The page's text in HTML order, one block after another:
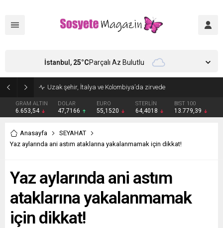
GRAM ALTIN
6.653,54
DOLAR
47,7166
EURO
55,1520
STERLİN
64,4018
BIST 100
13.779,39
İstanbul, 25°CParçalı Az Bulutlu
Anasayfa
SEYAHAT
Yaz aylarında ani astım ataklarına yakalanmamak için dikkat!
Yaz aylarında ani astım
ataklarına yakalanmamak
için dikkat!